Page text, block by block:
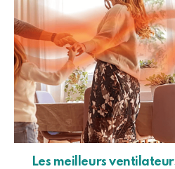
Les meilleurs